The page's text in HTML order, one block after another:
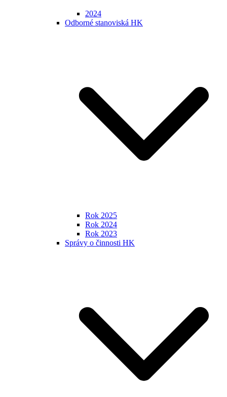
2024
Odborné stanoviská HK
Rok 2025
Rok 2024
Rok 2023
Správy o činnosti HK